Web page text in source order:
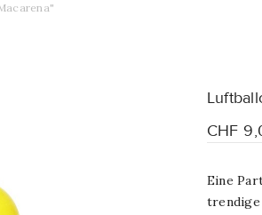
CHF
Eine